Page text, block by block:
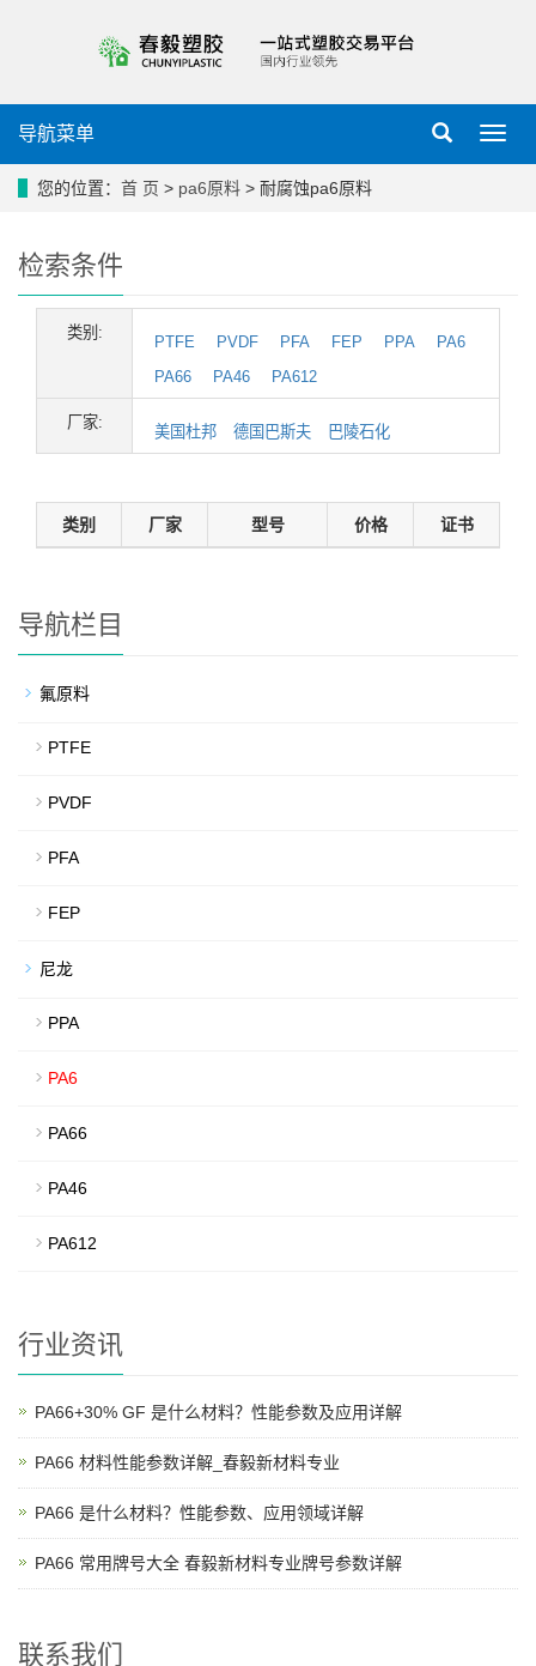
导
导航菜单
您的位置： 首 页 > pa6原料 > 耐腐蚀pa6原料
检索条件
类别:
PTFE PVDF PFA FEP PPA
PA6
PA66
PA46 PA612
厂家:
美国杜邦 德国巴斯夫 巴陵石化
类别 厂家 型号 价格 证书
导航栏目
氟原料
PTFE
PVDF
PFA
FEP
尼龙
PPA
PA6
PA66
PA46
PA612
行业资讯
PA66+30% GF 是什么材料？性能参数及应用详解
PA66 材料性能参数详解_春毅新材料专业
PA66 是什么材料？性能参数、应用领域详解
PA66 常用牌号大全 春毅新材料专业牌号参数详解
联系我们